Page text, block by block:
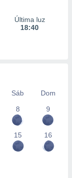
Última luz
18:40
Sáb
Dom
8
9
15 16